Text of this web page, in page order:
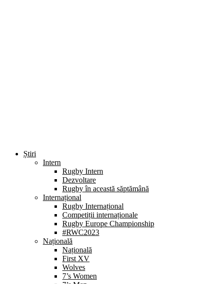
Știri
Intern
Rugby Intern
Dezvoltare
Rugby în această săptămână
Internațional
Rugby Internațional
Competiții internaționale
Rugby Europe Championship
#RWC2023
Națională
Națională
First XV
Wolves
7’s Women